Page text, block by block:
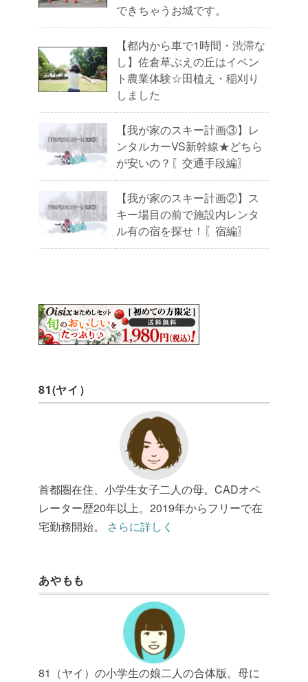
できちゃうお城です。
【都内から車で1時間・渋滞な
し】佐倉草ぶえの丘はイベン
ト農業体験☆田植え・稲刈り
しました
【我が家のスキー計画③】レ
ンタルカーVS新幹線★どちら
が安いの？〖交通手段編〗
【我が家のスキー計画②】ス
キー場目の前で施設内レンタ
ル有の宿を探せ！〖宿編〗
81(ヤイ）
首都圏在住、小学生女子二人の母。CADオペ
レーター歴20年以上。2019年からフリーで在
宅勤務開始。 さらに詳しく
あやもも
81（ヤイ）の小学生の娘二人の合体版。母に